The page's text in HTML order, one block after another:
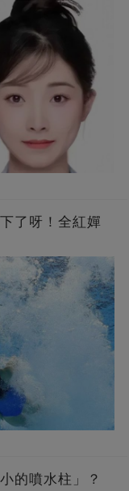
了呀！全紅嬋
的噴水柱」？